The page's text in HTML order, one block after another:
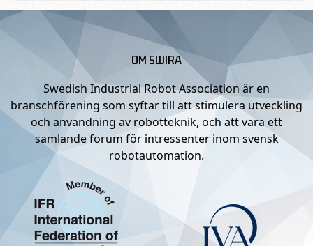
OM SWIRA
Swedish Industrial Robot Association är en
branschförening som syftar till att stimulera utveckling
och användning av robotteknik, och att vara ett
samlande forum för intressenter inom svensk
robotautomation.